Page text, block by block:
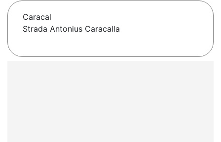
Caracal
Strada Antonius Caracalla